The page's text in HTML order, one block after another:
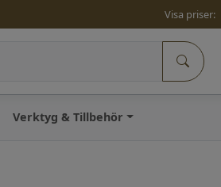
Visa priser:
Verktyg & Tillbehör